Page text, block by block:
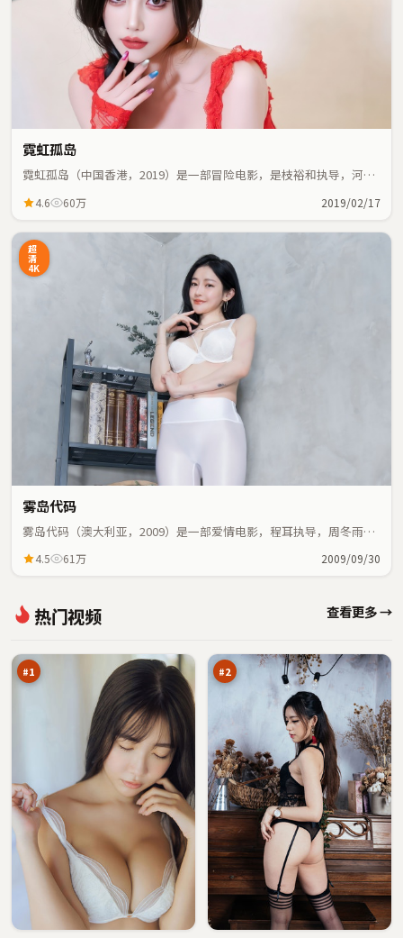
霓虹孤岛
霓虹孤岛（中国香港，2019）是一部冒险电影，是枝裕和执导，河正
4.6 60万 2019/02/17
超
清
4K
雾岛代码
雾岛代码（澳大利亚，2009）是一部爱情电影，程耳执导，周冬雨、
4.5 61万 2009/09/30
热门视频 查看更多 →
#1
桥
边
线
98
#2
失
控
救万
危
城
边
界万